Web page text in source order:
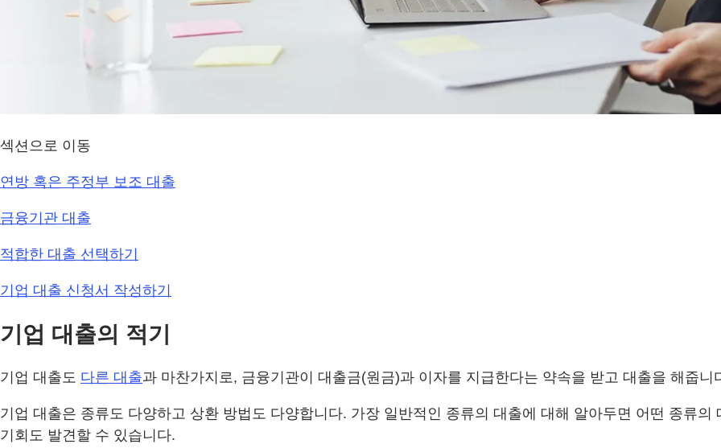
섹션으로 이동
연방 혹은 주정부 보조 대출
금융기관 대출
적합한 대출 선택하기
기업 대출 신청서 작성하기
기업 대출의 적기
기업 대출도 다른 대출과 마찬가지로, 금융기관이 대출금(원금)과 이자를 지급한다는 약속을 받고 대출을 해줍니
기업 대출은 종류도 다양하고 상환 방법도 다양합니다. 가장 일반적인 종류의 대출에 대해 알아두면 어떤 종류
기회도 발견할 수 있습니다.